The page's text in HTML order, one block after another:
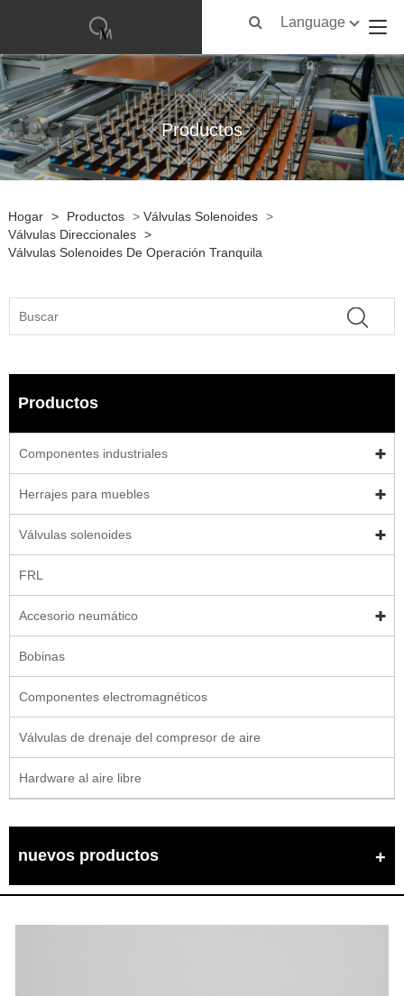
Language
Productos
Hogar > Productos > Válvulas Solenoides >
Válvulas Direccionales >
Válvulas Solenoides De Operación Tranquila
Productos
Componentes industriales
Herrajes para muebles
Válvulas solenoides
FRL
Accesorio neumático
Bobinas
Componentes electromagnéticos
Válvulas de drenaje del compresor de aire
Hardware al aire libre
nuevos productos